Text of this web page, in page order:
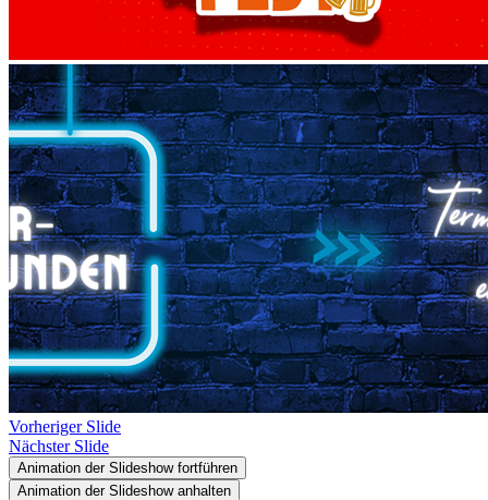
Vorheriger Slide
Nächster Slide
Animation der Slideshow fortführen
Animation der Slideshow anhalten